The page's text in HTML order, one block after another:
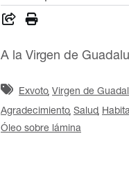
A la Virgen de
Exvoto Virgen de
Agradecimiento Salud
Óleo sobre lámina